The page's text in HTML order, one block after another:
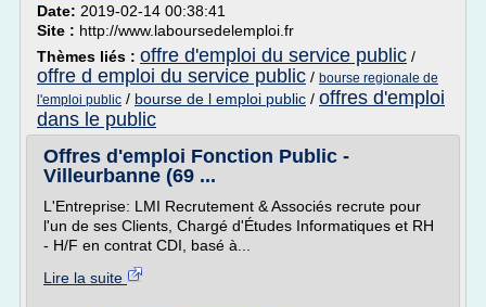
Date: 2019-02-14 00:38:41
Site : http://www.laboursedelemploi.fr
Thèmes liés : offre d'emploi du service public /
offre d emploi du service public / bourse regionale de
l'emploi public / bourse de l emploi public / offres d'emploi
dans le public
Offres d'emploi Fonction Public -
Villeurbanne (69 ...
L'Entreprise: LMI Recrutement & Associés recrute pour
l'un de ses Clients, Chargé d'Études Informatiques et RH
- H/F en contrat CDI, basé à...
Lire la suite